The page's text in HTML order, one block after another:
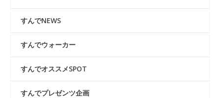
すんでNEWS
すんでウォーカー
すんでオススメSPOT
すんでプレゼンツ企画